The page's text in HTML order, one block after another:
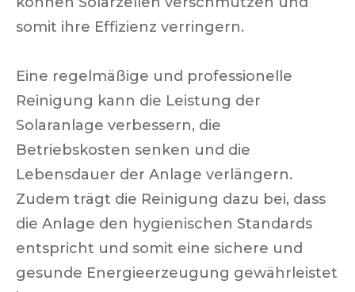
somit ihre Effizienz verringern.
Eine regelmäßige und professionelle
Reinigung kann die Leistung der
Solaranlage verbessern, die
Betriebskosten senken und die
Lebensdauer der Anlage verlängern.
Zudem trägt die Reinigung dazu bei, dass
die Anlage den hygienischen Standards
entspricht und somit eine sichere und
gesunde Energieerzeugung gewährleistet